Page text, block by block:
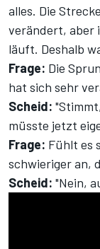
alles. Die
verändert, aber
läuft. Deshalb
Frage: Die
hat sich sehr
Scheid:
müsste jetzt
Frage: Fühlt es
schwieriger an,
Scheid: "Nein,